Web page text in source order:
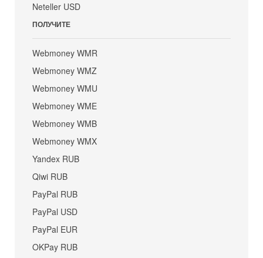
Neteller USD
ПОЛУЧИТЕ
Webmoney WMR
Webmoney WMZ
Webmoney WMU
Webmoney WME
Webmoney WMB
Webmoney WMX
Yandex RUB
Qiwi RUB
PayPal RUB
PayPal USD
PayPal EUR
OKPay RUB